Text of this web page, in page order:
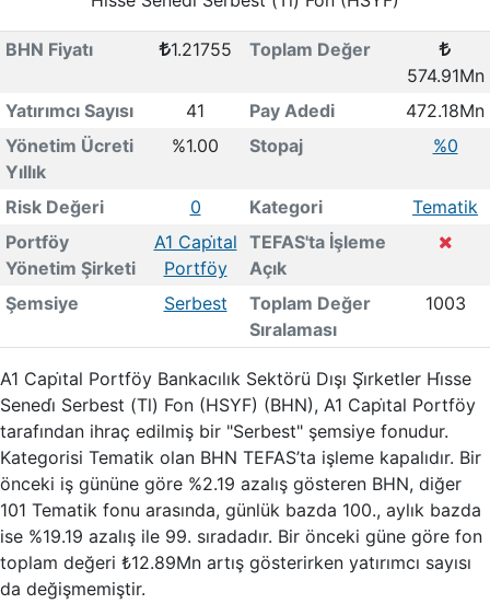
BHN Fiyatı 1.21755
Toplam Değer
574.91Mn
Yatırımcı Sayısı
41 Pay Adedi
472.18Mn
Yönetim Ücreti
Yıllık
%1.00 Stopaj %0
Risk Değeri 0 Kategori
Tematik
Portföy
Yönetim Şirketi
A1 Capi̇tal
Portföy
TEFAS'ta İşleme
Açık
Şemsiye
Serbest
Toplam Değer
Sıralaması
1003
A1 Capi̇tal Portföy Bankacılık Sektörü Dışı Şi̇rketler Hi̇sse
Senedi̇ Serbest (Tl) Fon (HSYF) (BHN), A1 Capi̇tal Portföy
tarafından ihraç edilmiş bir "Serbest" şemsiye fonudur.
Kategorisi Tematik olan BHN TEFAS’ta işleme kapalıdır. Bir
önceki iş gününe göre %2.19 azalış gösteren BHN, diğer
101 Tematik fonu arasında, günlük bazda 100., aylık bazda
ise %19.19 azalış ile 99. sıradadır. Bir önceki güne göre fon
toplam değeri ₺12.89Mn artış gösterirken yatırımcı sayısı
da değişmemiştir.